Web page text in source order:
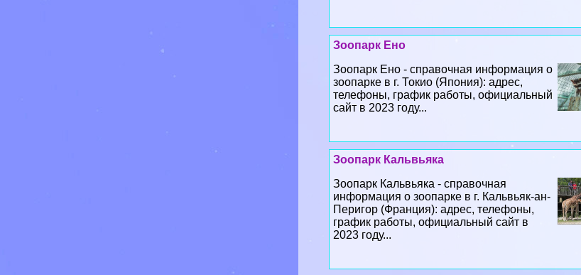
Зоопарк Ено
Зоопарк Ено - справочная информация о
зоопарке в г. Токио (Япония): адрес,
телефоны, график работы, официальный
сайт в 2023 году...
Зоопарк Кальвьяка
Зоопарк Кальвьяка - справочная
информация о зоопарке в г. Кальвьяк-ан-
Перигор (Франция): адрес, телефоны,
график работы, официальный сайт в
2023 году...